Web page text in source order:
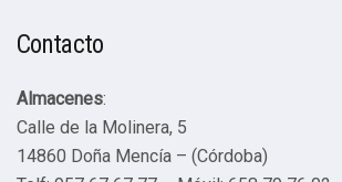
Contacto
Almacenes:
Calle de la Molinera, 5
14860 Doña Mencía – (Córdoba)